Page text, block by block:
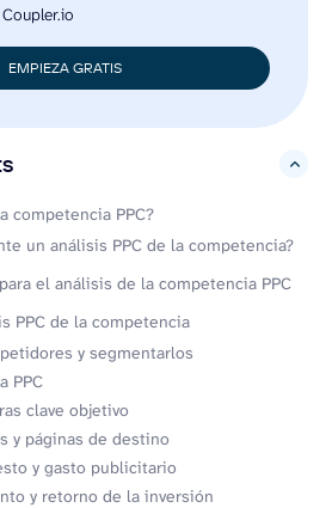
EMPIEZA GRATIS
competencia PPC?
un análisis PPC de la competencia?
el análisis de la competencia PPC
PPC de la competencia
y segmentarlos
PPC
clave objetivo
y páginas de destino
y gasto publicitario
y retorno de la inversión